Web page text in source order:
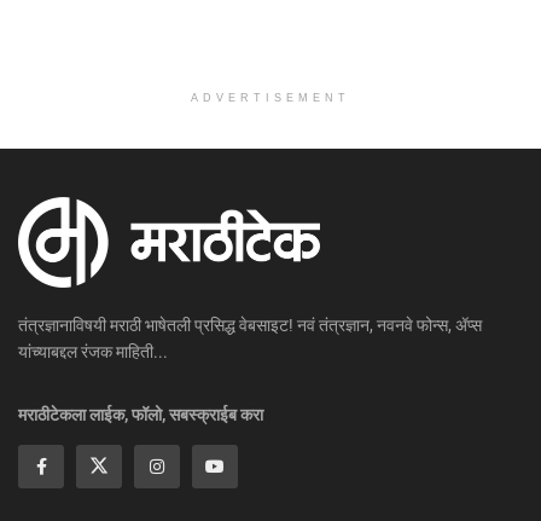
ADVERTISEMENT
तंत्रज्ञानाविषयी मराठी भाषेतली प्रसिद्ध वेबसाइट! नवं तंत्रज्ञान, नवनवे फोन्स, ॲप्स
यांच्याबद्दल रंजक माहिती...
मराठीटेकला लाईक, फॉलो, सबस्क्राईब करा